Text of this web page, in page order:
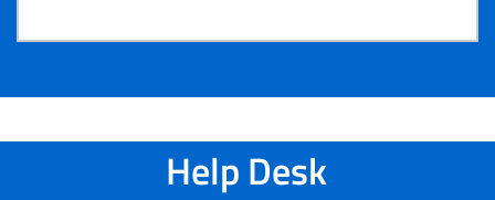
Help Desk